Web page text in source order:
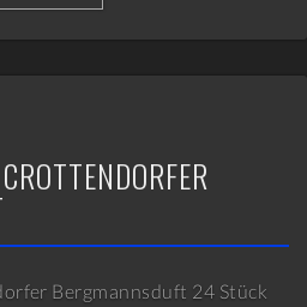
Bergmannsduft 24 Stück